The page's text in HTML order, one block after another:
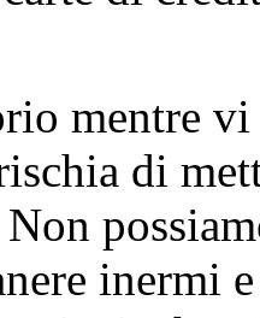
mentre
di
inermi